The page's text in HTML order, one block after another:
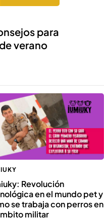
para
verano
Revolución
en el mundo pet y
se trabaja con perros en
militar